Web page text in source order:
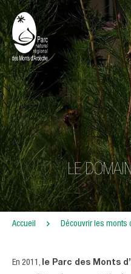
LE
Accueil Découvrir les monts
En 2011, le Parc des Monts